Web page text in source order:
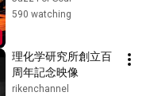
【1on1】
Music for Work,
590 watching
理化学研究所創立百
周年記念映像
rikenchannel